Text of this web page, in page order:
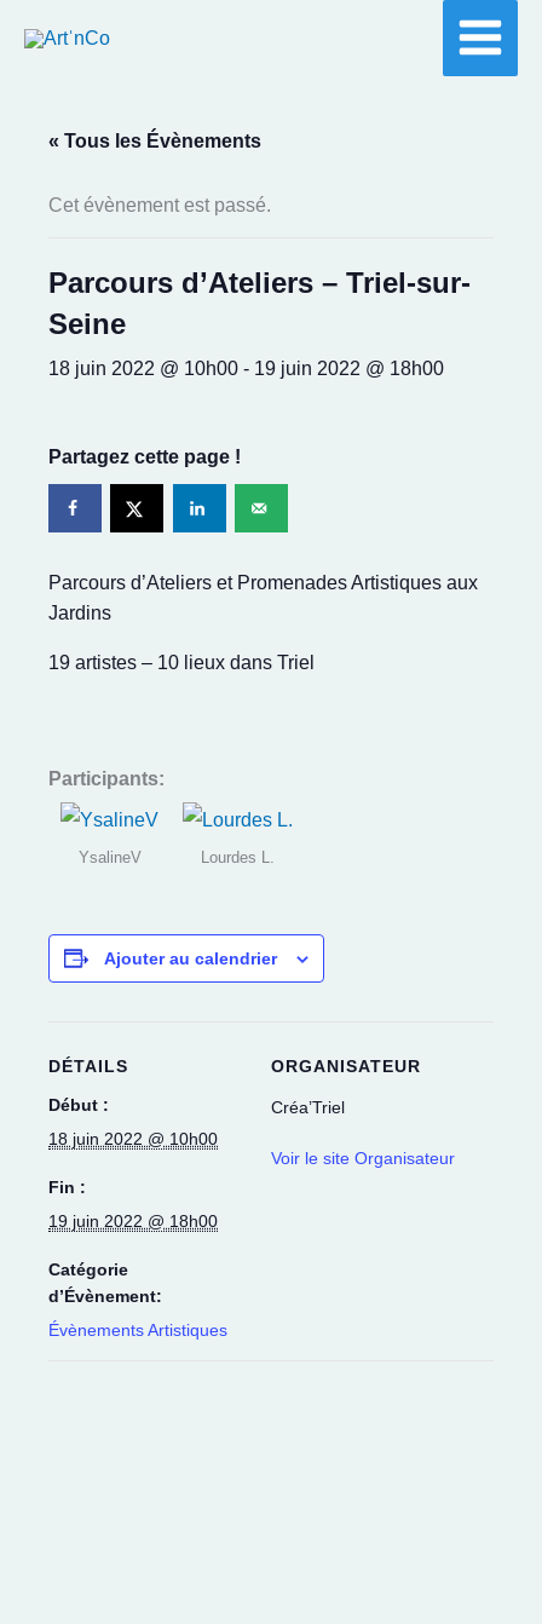
« Tous les Évènements
Cet évènement est passé.
Parcours d’Ateliers – Triel-sur-
Seine
18 juin 2022 @ 10h00 - 19 juin 2022 @ 18h00
Partagez cette page !
Parcours d’Ateliers et Promenades Artistiques aux
Jardins
19 artistes – 10 lieux dans Triel
Participants:
YsalineV Lourdes L.
Ajouter au calendrier
DÉTAILS
Début :
18 juin 2022 @ 10h00
Fin :
19 juin 2022 @ 18h00
Catégorie
d’Évènement:
Évènements Artistiques
ORGANISATEUR
Créa’Triel
Voir le site Organisateur